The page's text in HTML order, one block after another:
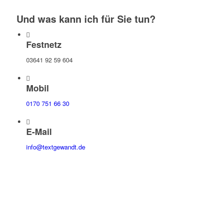
Und was kann ich für Sie tun?
Festnetz
03641 92 59 604
Mobil
0170 751 66 30
E-Mail
info@textgewandt.de